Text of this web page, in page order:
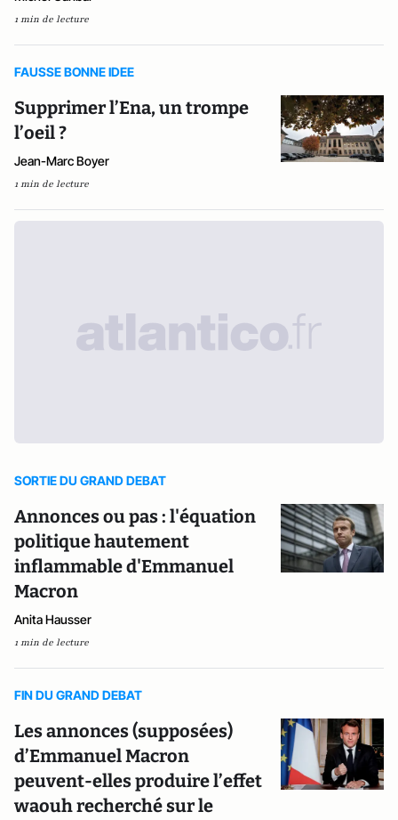
1 min de lecture
FAUSSE BONNE IDEE
Supprimer l’Ena, un trompe
l’oeil ?
Jean-Marc Boyer
1 min de lecture
SORTIE DU GRAND DEBAT
Annonces ou pas : l'équation
politique hautement
inflammable d'Emmanuel
Macron
Anita Hausser
1 min de lecture
FIN DU GRAND DEBAT
Les annonces (supposées)
d’Emmanuel Macron
peuvent-elles produire l’effet
waouh recherché sur le